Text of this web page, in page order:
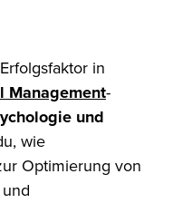
in
Management-
und
wie
Optimierung von